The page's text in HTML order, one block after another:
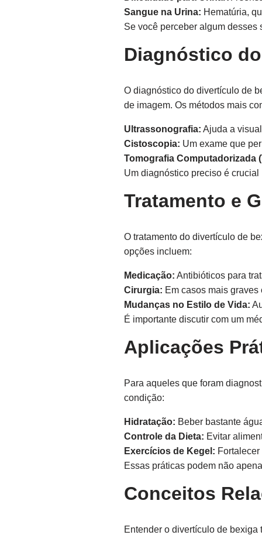
Sangue na Urina: Hematúria,
Se você perceber algum
Diagnóstico
O diagnóstico do divertículo de
de imagem. Os métodos mais
Ultrassonografia: Ajuda a
Cistoscopia: Um exame que
Tomografia Computadorizada
Um diagnóstico preciso é
Tratamento e
O tratamento do divertículo de
opções incluem:
Medicação: Antibióticos para
Cirurgia: Em casos mais
Mudanças no Estilo de Vida:
É importante discutir com um
Aplicações
Para aqueles que foram
condição:
Hidratação: Beber bastante
Controle da Dieta: Evitar
Exercícios de Kegel:
Essas práticas podem não
Conceitos
Entender o divertículo de